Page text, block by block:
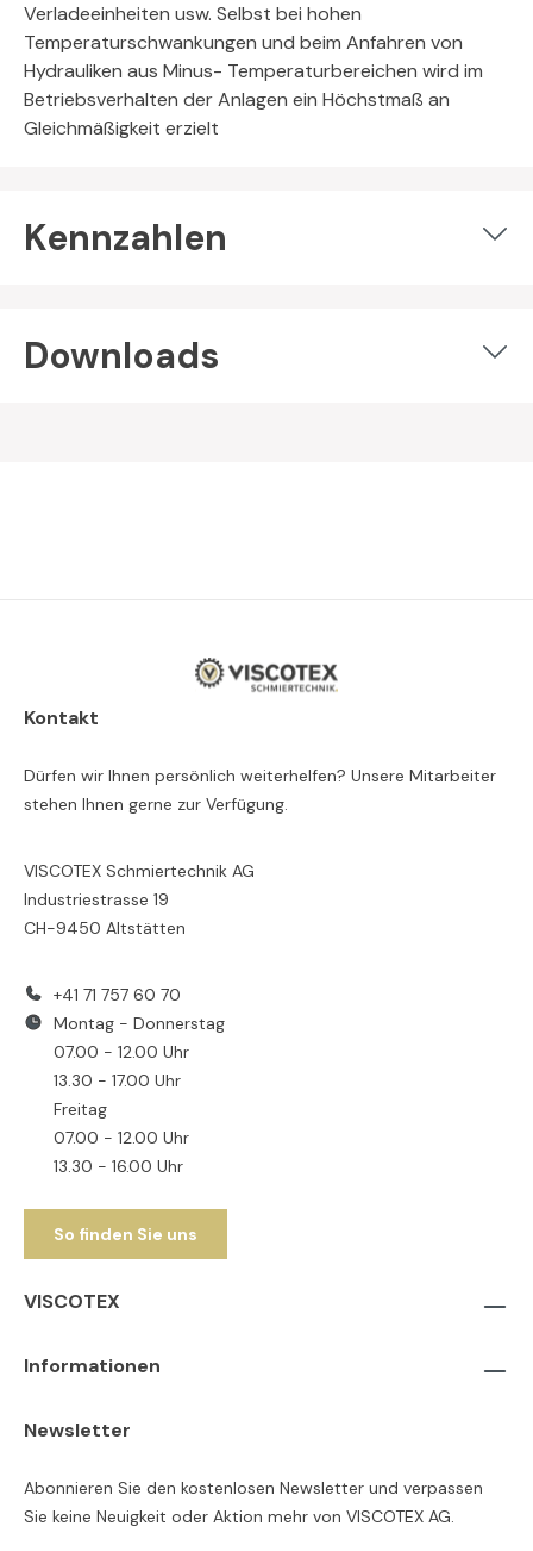
Verladeeinheiten usw. Selbst bei hohen
Temperaturschwankungen und beim Anfahren von
Hydrauliken aus Minus- Temperaturbereichen wird im
Betriebsverhalten der Anlagen ein Höchstmaß an
Gleichmäßigkeit erzielt
Kennzahlen
Downloads
Kontakt
Dürfen wir Ihnen persönlich weiterhelfen? Unsere Mitarbeiter
stehen Ihnen gerne zur Verfügung.
VISCOTEX Schmiertechnik AG
Industriestrasse 19
CH-9450 Altstätten
+41 71 757 60 70
Montag - Donnerstag
07.00 - 12.00 Uhr
13.30 - 17.00 Uhr
Freitag
07.00 - 12.00 Uhr
13.30 - 16.00 Uhr
So finden Sie uns
VISCOTEX
Informationen
Newsletter
Abonnieren Sie den kostenlosen Newsletter und verpassen
Sie keine Neuigkeit oder Aktion mehr von VISCOTEX AG.